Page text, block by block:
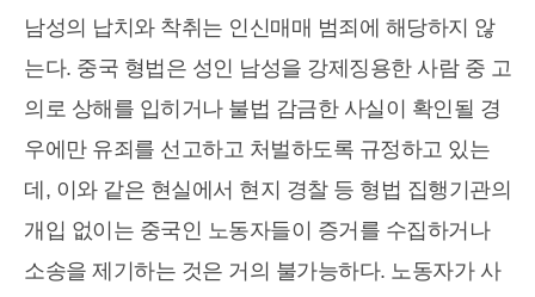
남성의 납치와 착취는 인신매매 범죄에 해당하지 않
는다. 중국 형법은 성인 남성을 강제징용한 사람 중 고
의로 상해를 입히거나 불법 감금한 사실이 확인될 경
우에만 유죄를 선고하고 처벌하도록 규정하고 있는
데, 이와 같은 현실에서 현지 경찰 등 형법 집행기관의
개입 없이는 중국인 노동자들이 증거를 수집하거나
소송을 제기하는 것은 거의 불가능하다. 노동자가 사